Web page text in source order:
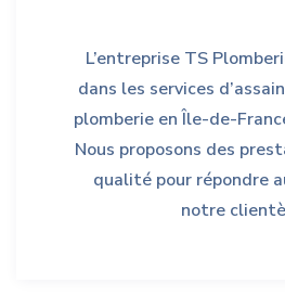
L’entreprise TS
dans les services
plomberie en Île-de-
Nous proposons des
qualité pour répondre
notre